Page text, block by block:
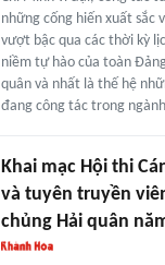
những cống hiến xuất sắc
vượt bậc qua các thời kỳ
niềm tự hào của toàn
quân và nhất là thế hệ
đang công tác trong
Khai mạc Hội thi
và tuyên truyền
chủng Hải quân